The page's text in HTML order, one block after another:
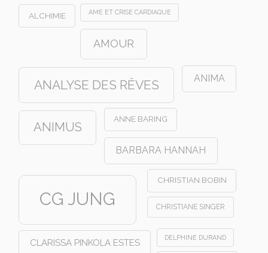
ALCHIMIE AME ET CRISE CARDIAQUE
AMOUR
ANALYSE DES RÊVES ANIMA
ANIMUS
ANNE BARING
BARBARA HANNAH
CG JUNG
CHRISTIAN BOBIN
CHRISTIANE SINGER
CLARISSA PINKOLA ESTES DELPHINE DURAND